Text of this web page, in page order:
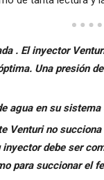
. El inyector
Una presión
agua en su
Venturi no
debe ser
para succionar el